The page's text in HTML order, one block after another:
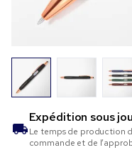
Expédition sous
Le temps de production
commande et de